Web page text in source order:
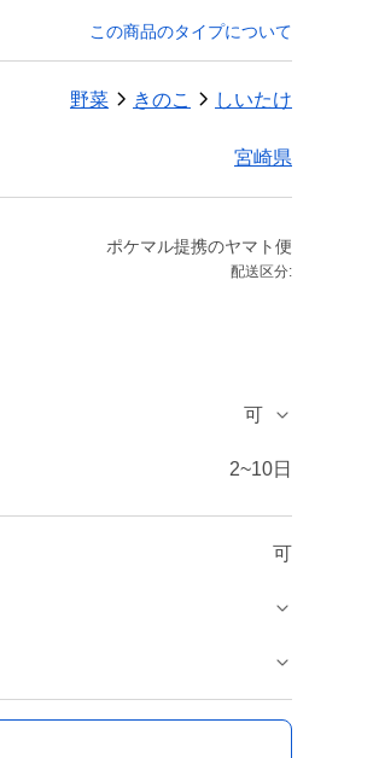
この商品のタイプについて
野菜 きのこ しいたけ
宮崎県
ポケマル提携のヤマト便
配送区分:
可
2~10日
可